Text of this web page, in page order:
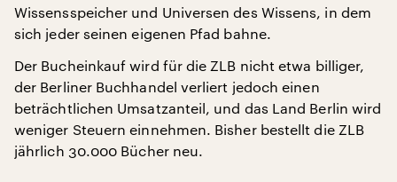
Wissensspeicher und Universen des Wissens, in dem
sich jeder seinen eigenen Pfad bahne.
Der Bucheinkauf wird für die ZLB nicht etwa billiger,
der Berliner Buchhandel verliert jedoch einen
beträchtlichen Umsatzanteil, und das Land Berlin wird
weniger Steuern einnehmen. Bisher bestellt die ZLB
jährlich 30.000 Bücher neu.